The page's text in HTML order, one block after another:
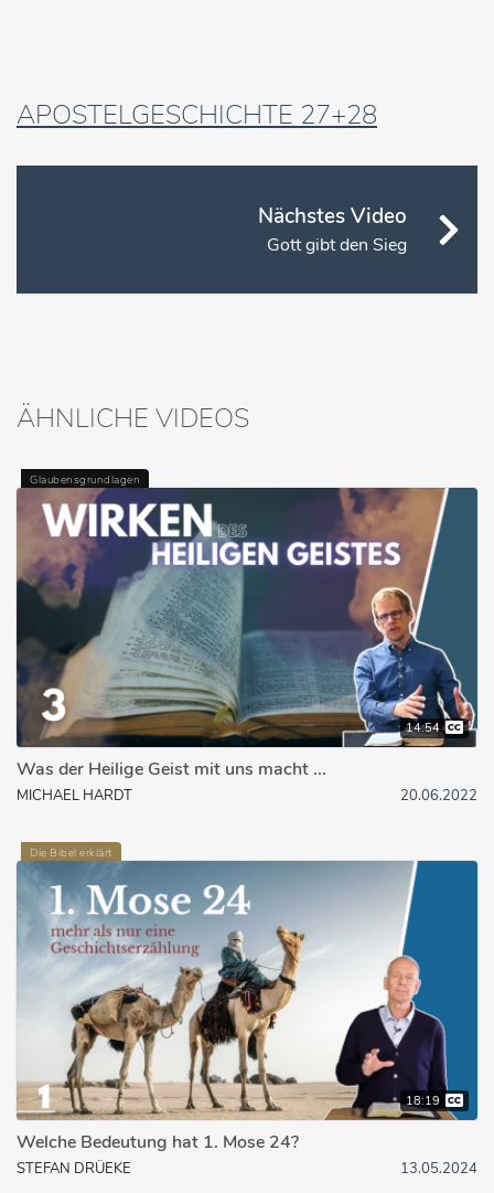
APOSTELGESCHICHTE 27+28
Nächstes Video
Gott gibt den Sieg
ÄHNLICHE VIDEOS
Glaubensgrundlagen
14:54
Was der Heilige Geist mit uns macht ...
MICHAEL HARDT 20.06.2022
Die Bibel erklärt
18:19
Welche Bedeutung hat 1. Mose 24?
STEFAN DRÜEKE 13.05.2024